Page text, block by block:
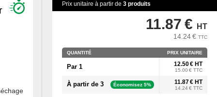
Prix unitaire à partir de 3 produits
QUANTITÉ PRIX UNITAIRE
Par 1 12.50 € HT
15.00 € TTC
À partir de 3 Économisez 5% 11.87 € HT
14.24 € TTC
11.87 € HT
14.24 € TTC